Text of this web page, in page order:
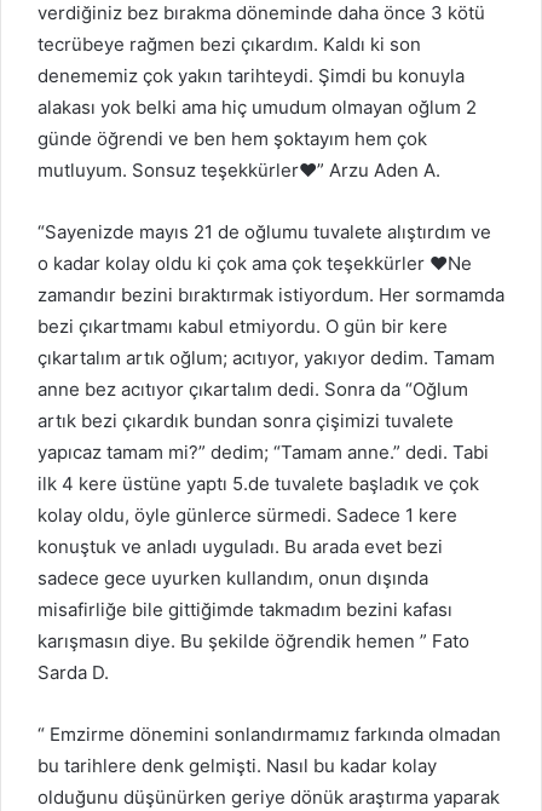
verdiğiniz bez bırakma döneminde daha önce 3 kötü
tecrübeye rağmen bezi çıkardım. Kaldı ki son
denememiz çok yakın tarihteydi. Şimdi bu konuyla
alakası yok belki ama hiç umudum olmayan oğlum 2
günde öğrendi ve ben hem şoktayım hem çok
mutluyum. Sonsuz teşekkürler♥️” Arzu Aden A.
“Sayenizde mayıs 21 de oğlumu tuvalete alıştırdım ve
o kadar kolay oldu ki çok ama çok teşekkürler ❤Ne
zamandır bezini bıraktırmak istiyordum. Her sormamda
bezi çıkartmamı kabul etmiyordu. O gün bir kere
çıkartalım artık oğlum; acıtıyor, yakıyor dedim. Tamam
anne bez acıtıyor çıkartalım dedi. Sonra da “Oğlum
artık bezi çıkardık bundan sonra çişimizi tuvalete
yapıcaz tamam mi?” dedim; “Tamam anne.” dedi. Tabi
ilk 4 kere üstüne yaptı 5.de tuvalete başladık ve çok
kolay oldu, öyle günlerce sürmedi. Sadece 1 kere
konuştuk ve anladı uyguladı. Bu arada evet bezi
sadece gece uyurken kullandım, onun dışında
misafirliğe bile gittiğimde takmadım bezini kafası
karışmasın diye. Bu şekilde öğrendik hemen ” Fato
Sarda D.
“ Emzirme dönemini sonlandırmamız farkında olmadan
bu tarihlere denk gelmişti. Nasıl bu kadar kolay
olduğunu düşünürken geriye dönük araştırma yaparak